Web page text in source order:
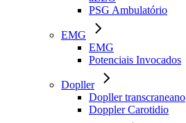
PSG Ambulatório
EMG
EMG
Potenciais Invocados
Dopller
Dopller transcraneano
Doppler Carotidio